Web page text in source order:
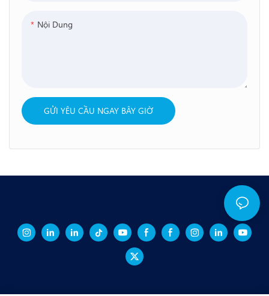
Nội Dung
GỬI YÊU CẦU NGAY BÂY GIỜ